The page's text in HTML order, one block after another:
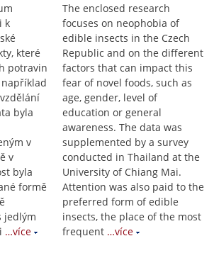
k
které
potravin
byla
v
v
byla
formě
jedlým
…více
The enclosed research
focuses on neophobia of
edible insects in the Czech
Republic and on the different
factors that can impact this
fear of novel foods, such as
age, gender, level of
education or general
awareness. The data was
supplemented by a survey
conducted in Thailand at the
University of Chiang Mai.
Attention was also paid to the
preferred form of edible
insects, the place of the most
frequent …více